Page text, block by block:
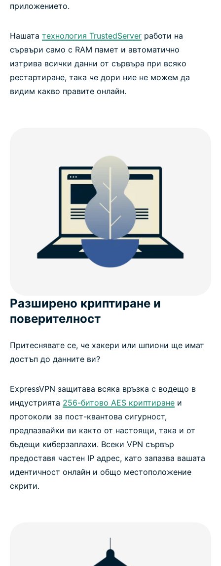
приложението.
Нашата технология TrustedServer работи на
сървъри само с RAM памет и автоматично
изтрива всички данни от сървъра при всяко
рестартиране, така че дори ние не можем да
видим какво правите онлайн.
Разширено криптиране и
поверителност
Притеснявате се, че хакери или шпиони ще имат
достъп до данните ви?
ExpressVPN защитава всяка връзка с водещо в
индустрията 256-битово AES криптиране и
протоколи за пост-квантова сигурност,
предпазвайки ви както от настоящи, така и от
бъдещи киберзаплахи. Всеки VPN сървър
предоставя частен IP адрес, като запазва вашата
идентичност онлайн и общо местоположение
скрити.